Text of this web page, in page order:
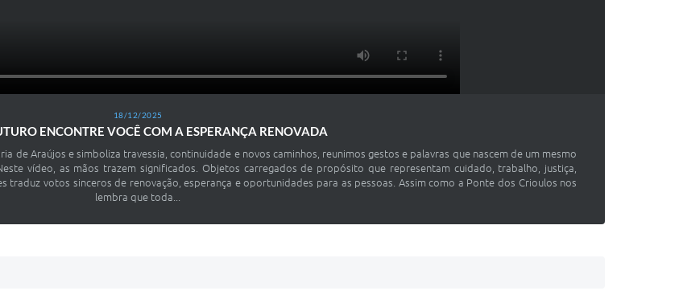
18/12/2025
ENCONTRE VOCÊ COM A ESPERANÇA RENOVADA
de Araújos e simboliza travessia, continuidade e novos caminhos, reunimos gestos e palavras que nascem de um mesmo
vídeo, as mãos trazem significados. Objetos carregados de propósito que representam cuidado, trabalho, justiça,
traduz votos sinceros de renovação, esperança e oportunidades para as pessoas. Assim como a Ponte dos Crioulos nos
lembra que toda...